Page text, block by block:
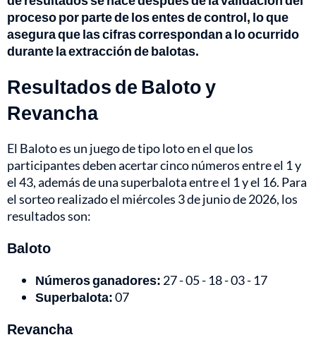
proceso por parte de los entes de control, lo que
asegura que las cifras correspondan a lo ocurrido
durante la extracción de balotas.
Resultados de Baloto y
Revancha
El Baloto es un juego de tipo loto en el que los
participantes deben acertar cinco números entre el 1 y
el 43, además de una superbalota entre el 1 y el 16. Para
el sorteo realizado el miércoles 3 de junio de 2026, los
resultados son:
Baloto
Números ganadores: 27 - 05 - 18 - 03 - 17
Superbalota:07
Revancha